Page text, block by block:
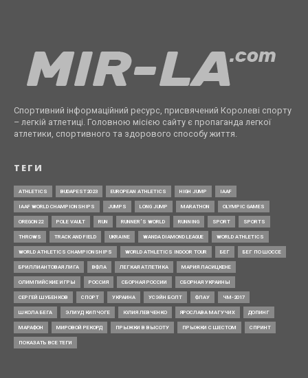
Спортивний інформаційний ресурс, присвячений Королеві спорту
– легкій атлетиці. Головною місією сайту є пропаганда легкої
атлетики, спортивного та здорового способу життя.
ТЕГИ
ATHLETICS BUDAPEST2023 EUROPEAN ATHLETICS HIGH JUMP IAAF
IAAF WORLD CHAMPIONSHIPS JUMPS LONG JUMP MARATHON OLYMPIC GAMES
OREGON22 POLE VAULT RUN RUNNER’S WORLD RUNNING SPORT SPORTS
THROWS TRACK AND FIELD UKRAINE WANDA DIAMOND LEAGUE WORLD ATHLETICS
WORLD ATHLETICS CHAMPIONSHIPS WORLD ATHLETICS INDOOR TOUR БЕГ БЕГ ПО ШОССЕ
БРИЛЛИАНТОВАЯ ЛИГА ВФЛА ЛЕГКАЯ АТЛЕТИКА МАРИЯ ЛАСИЦКЕНЕ
ОЛИМПИЙСКИЕ ИГРЫ РОССИЯ СБОРНАЯ РОССИИ СБОРНАЯ УКРАИНЫ
СЕРГЕЙ ШУБЕНКОВ СПОРТ УКРАИНА УСЭЙН БОЛТ ФЛАУ ЧМ-2017
ШКОЛА БЕГА ЭЛИУД КИПЧОГЕ ЮЛИЯ ЛЕВЧЕНКО ЯРОСЛАВА МАГУЧИХ ДОПИНГ
МАРАФОН МИРОВОЙ РЕКОРД ПРЫЖКИ В ВЫСОТУ ПРЫЖКИ С ШЕСТОМ СПРИНТ
ПОКАЗАТЬ ВСЕ ТЕГИ